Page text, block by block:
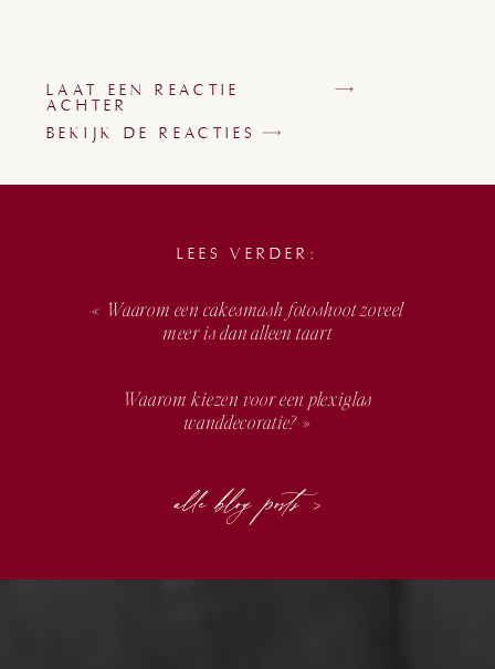
BEKIJK DE REACTIES
LAAT EEN REACTIE
ACHTER
alle blog posts >
Waarom kiezen voor een plexiglas
wanddecoratie?»
« Waarom een cakesmash fotoshoot zoveel
meer is dan alleen taart
LEES VERDER: